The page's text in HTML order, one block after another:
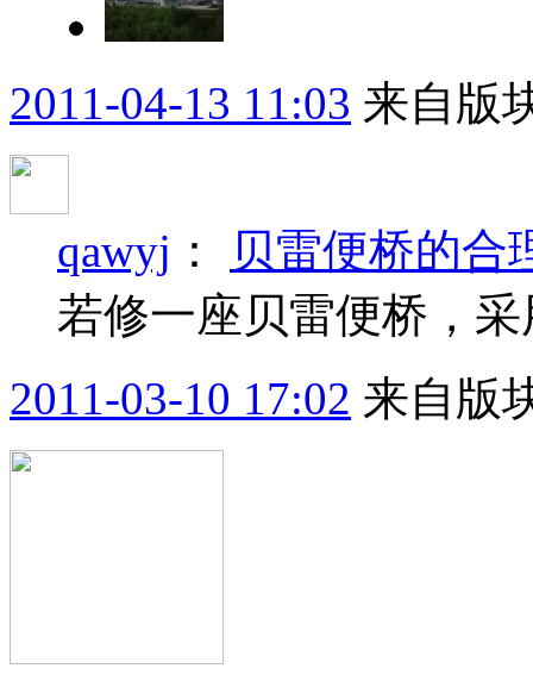
2011-04-13 11:03 来自版
qawyj ：
贝雷便桥的合
若修一座贝雷便桥，
2011-03-10 17:02 来自版